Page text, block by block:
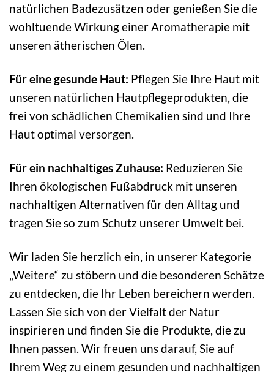
natürlichen Badezusätzen oder genießen Sie die
wohltuende Wirkung einer Aromatherapie mit
unseren ätherischen Ölen.
Für eine gesunde Haut: Pflegen Sie Ihre Haut mit
unseren natürlichen Hautpflegeprodukten, die
frei von schädlichen Chemikalien sind und Ihre
Haut optimal versorgen.
Für ein nachhaltiges Zuhause: Reduzieren Sie
Ihren ökologischen Fußabdruck mit unseren
nachhaltigen Alternativen für den Alltag und
tragen Sie so zum Schutz unserer Umwelt bei.
Wir laden Sie herzlich ein, in unserer Kategorie
„Weitere“ zu stöbern und die besonderen Schätze
zu entdecken, die Ihr Leben bereichern werden.
Lassen Sie sich von der Vielfalt der Natur
inspirieren und finden Sie die Produkte, die zu
Ihnen passen. Wir freuen uns darauf, Sie auf
Ihrem Weg zu einem gesunden und nachhaltigen